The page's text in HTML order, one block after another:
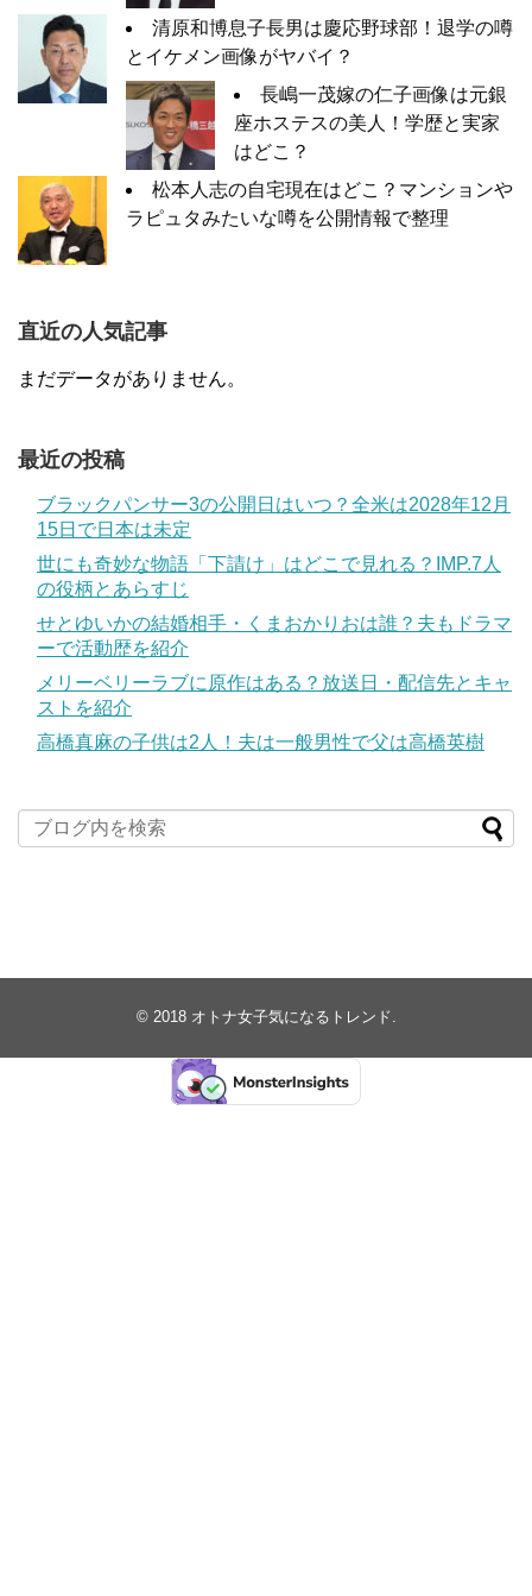
清原和博息子長男は慶応野球部！退学の噂
とイケメン画像がヤバイ？
長嶋一茂嫁の仁子画像は元銀
座ホステスの美人！学歴と実家
はどこ？
松本人志の自宅現在はどこ？マンションや
ラピュタみたいな噂を公開情報で整理
直近の人気記事
まだデータがありません。
最近の投稿
ブラックパンサー3の公開日はいつ？全米は2028年12月
15日で日本は未定
世にも奇妙な物語「下請け」はどこで見れる？IMP.7人
の役柄とあらすじ
せとゆいかの結婚相手・くまおかりおは誰？夫もドラマ
ーで活動歴を紹介
メリーベリーラブに原作はある？放送日・配信先とキャ
ストを紹介
高橋真麻の子供は2人！夫は一般男性で父は高橋英樹
© 2018 オトナ女子気になるトレンド.